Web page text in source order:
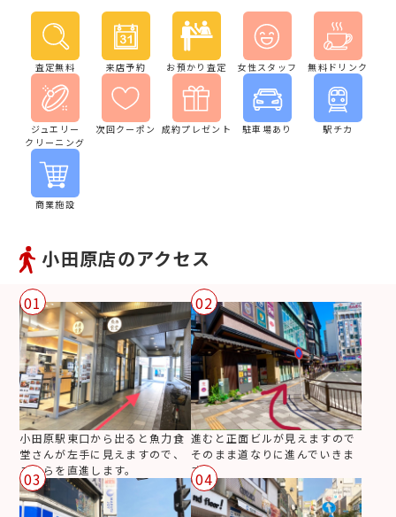
査定無料 来店予約 お預かり査定 女性スタッフ 無料ドリンク
ジュエリー
クリーニング
次回クーポン 成約プレゼント 駐車場あり 駅チカ
商業施設
小田原店のアクセス
01
小田原駅東口から出ると魚力食
堂さんが左手に見えますので、
こちらを直進します。
02
進むと正面ビルが見えますので
そのまま道なりに進んでいきま
す。
03 04